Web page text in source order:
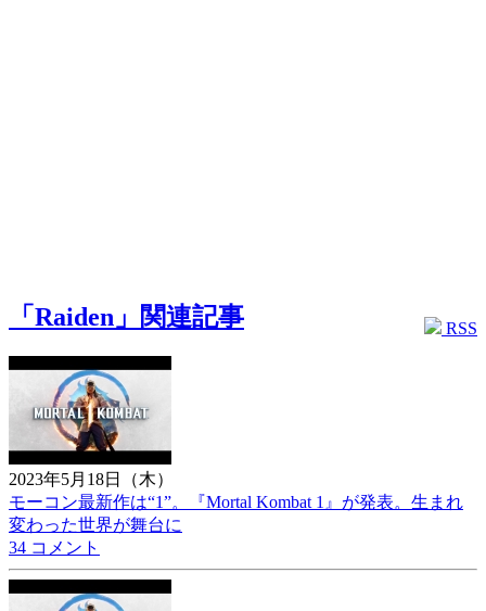
RSS
「Raiden」関連記事
2023年5月18日（木）
モーコン最新作は“1”。『Mortal Kombat 1』が発表。生まれ
変わった世界が舞台に
34 コメント